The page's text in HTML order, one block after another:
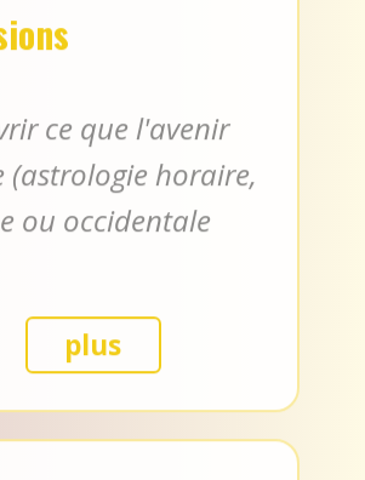
(astrologie horaire,
ou occidentale
plus